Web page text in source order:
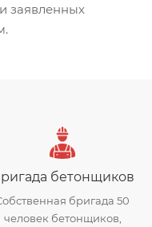
заявленных
бетонщиков
бригада 50
человек бетонщиков,